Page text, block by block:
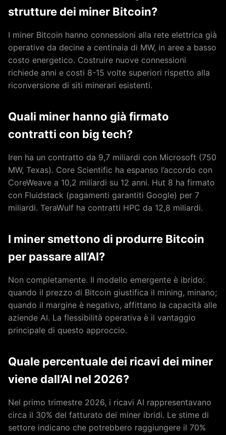
strutture dei miner Bitcoin?
I miner Bitcoin hanno connessioni alla rete elettrica già
operative da decine a centinaia di MW, in aree a basso
costo energetico. Costruire nuove connessioni
richiede anni e costi 8-15 volte superiori rispetto alla
riconversione di siti minerari esistenti.
Quali miner hanno già firmato
contratti con big tech?
Iren ha un contratto da 9,7 miliardi con Microsoft (750
MW, Texas). Core Scientific ha espanso l’accordo con
CoreWeave a 10,2 miliardi su 12 anni. Hut 8 ha firmato
con Fluidstack (pagamenti garantiti Google) per 7
miliardi. TeraWulf ha contratti HPC da 12,8 miliardi.
I miner smettono di produrre Bitcoin
per passare all’AI?
Non completamente. Il modello emergente è ibrido:
quando il prezzo di Bitcoin giustifica il mining, minano;
quando il margine è negativo, affittano la capacità alle
aziende AI. La flessibilità operativa è il vantaggio
principale di questo approccio.
Quale percentuale dei ricavi dei miner
viene dall’AI nel 2026?
Nel primo trimestre 2026, i ricavi AI rappresentavano
circa il 30% del fatturato dei miner ibridi. Le stime di
settore indicano che potrebbero raggiungere il 70%